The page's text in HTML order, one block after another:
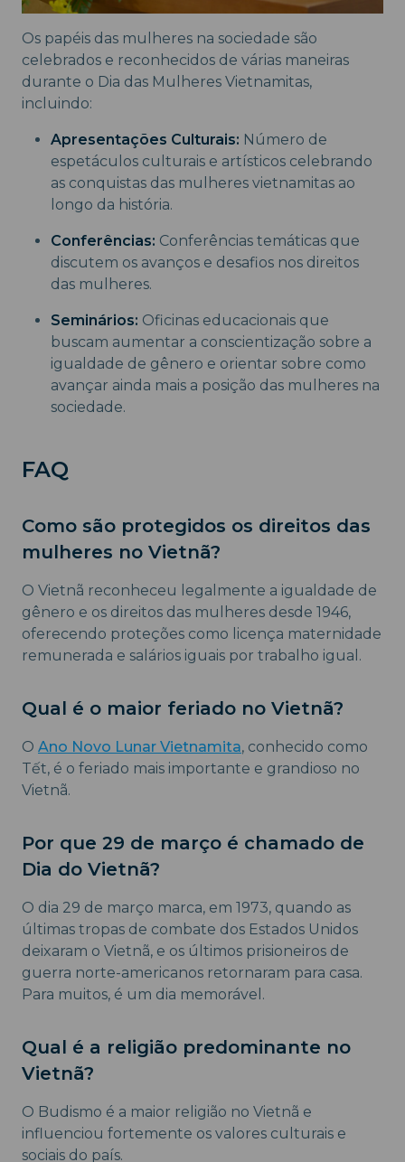
Os papéis das mulheres na sociedade são
celebrados e reconhecidos de várias maneiras
durante o Dia das Mulheres Vietnamitas,
incluindo:
Apresentações Culturais: Número de
espetáculos culturais e artísticos celebrando
as conquistas das mulheres vietnamitas ao
longo da história.
Conferências: Conferências temáticas que
discutem os avanços e desafios nos direitos
das mulheres.
Seminários: Oficinas educacionais que
buscam aumentar a conscientização sobre a
igualdade de gênero e orientar sobre como
avançar ainda mais a posição das mulheres na
sociedade.
FAQ
Como são protegidos os direitos das
mulheres no Vietnã?
O Vietnã reconheceu legalmente a igualdade de
gênero e os direitos das mulheres desde 1946,
oferecendo proteções como licença maternidade
remunerada e salários iguais por trabalho igual.
Qual é o maior feriado no Vietnã?
O Ano Novo Lunar Vietnamita, conhecido como
Tết, é o feriado mais importante e grandioso no
Vietnã.
Por que 29 de março é chamado de
Dia do Vietnã?
O dia 29 de março marca, em 1973, quando as
últimas tropas de combate dos Estados Unidos
deixaram o Vietnã, e os últimos prisioneiros de
guerra norte-americanos retornaram para casa.
Para muitos, é um dia memorável.
Qual é a religião predominante no
Vietnã?
O Budismo é a maior religião no Vietnã e
influenciou fortemente os valores culturais e
sociais do país.